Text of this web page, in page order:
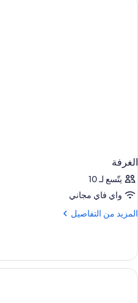
الغرفة
يتّسع لـ 10
واي فاي مجاني
المزيد من التفاصيل
المزيد
الغرفة